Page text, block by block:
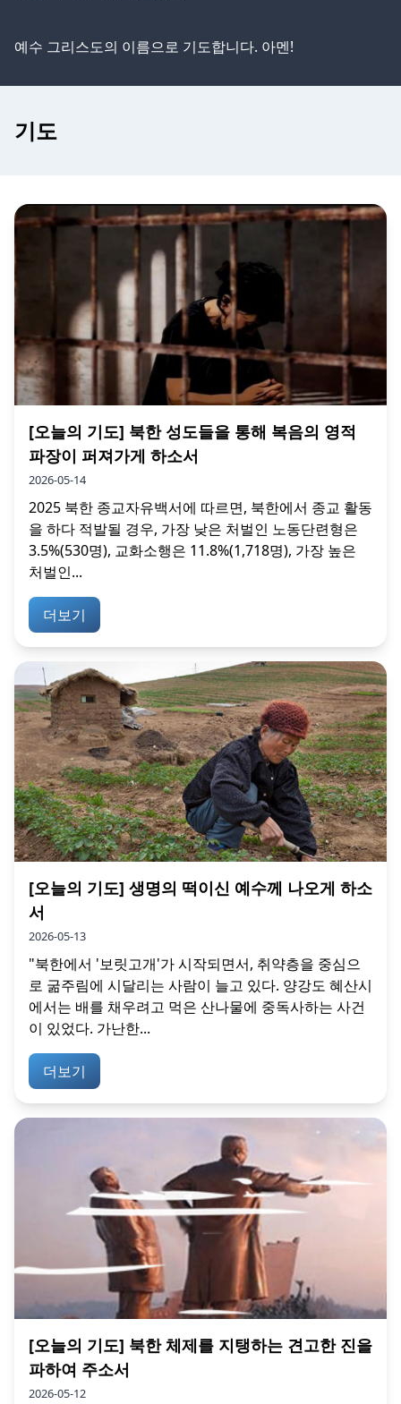
예수 그리스도의 이름으로 기도합니다. 아멘!
기도
[오늘의 기도] 북한 성도들을 통해 복음의 영적
파장이 퍼져가게 하소서
2026-05-14
2025 북한 종교자유백서에 따르면, 북한에서 종교 활동
을 하다 적발될 경우, 가장 낮은 처벌인 노동단련형은
3.5%(530명), 교화소행은 11.8%(1,718명), 가장 높은
처벌인...
더보기
[오늘의 기도] 생명의 떡이신 예수께 나오게 하소
서
2026-05-13
"북한에서 '보릿고개'가 시작되면서, 취약층을 중심으
로 굶주림에 시달리는 사람이 늘고 있다. 양강도 혜산시
에서는 배를 채우려고 먹은 산나물에 중독사하는 사건
이 있었다. 가난한...
더보기
[오늘의 기도] 북한 체제를 지탱하는 견고한 진을
파하여 주소서
2026-05-12